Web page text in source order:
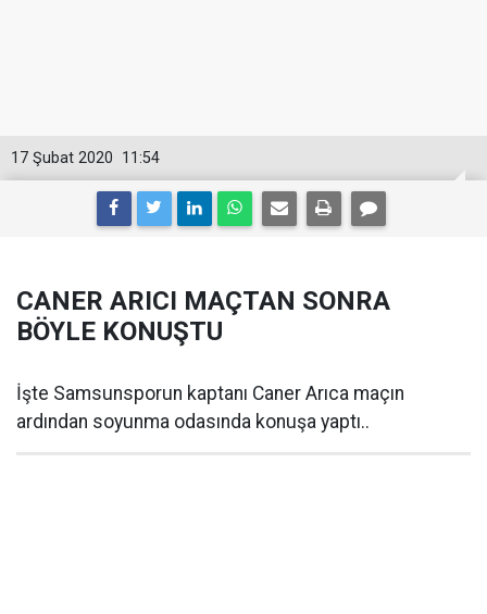
11:54
17 Şubat 2020
CANER ARICI MAÇTAN SONRA
BÖYLE KONUŞTU
İşte Samsunsporun kaptanı Caner Arıca maçın
ardından soyunma odasında konuşa yaptı..